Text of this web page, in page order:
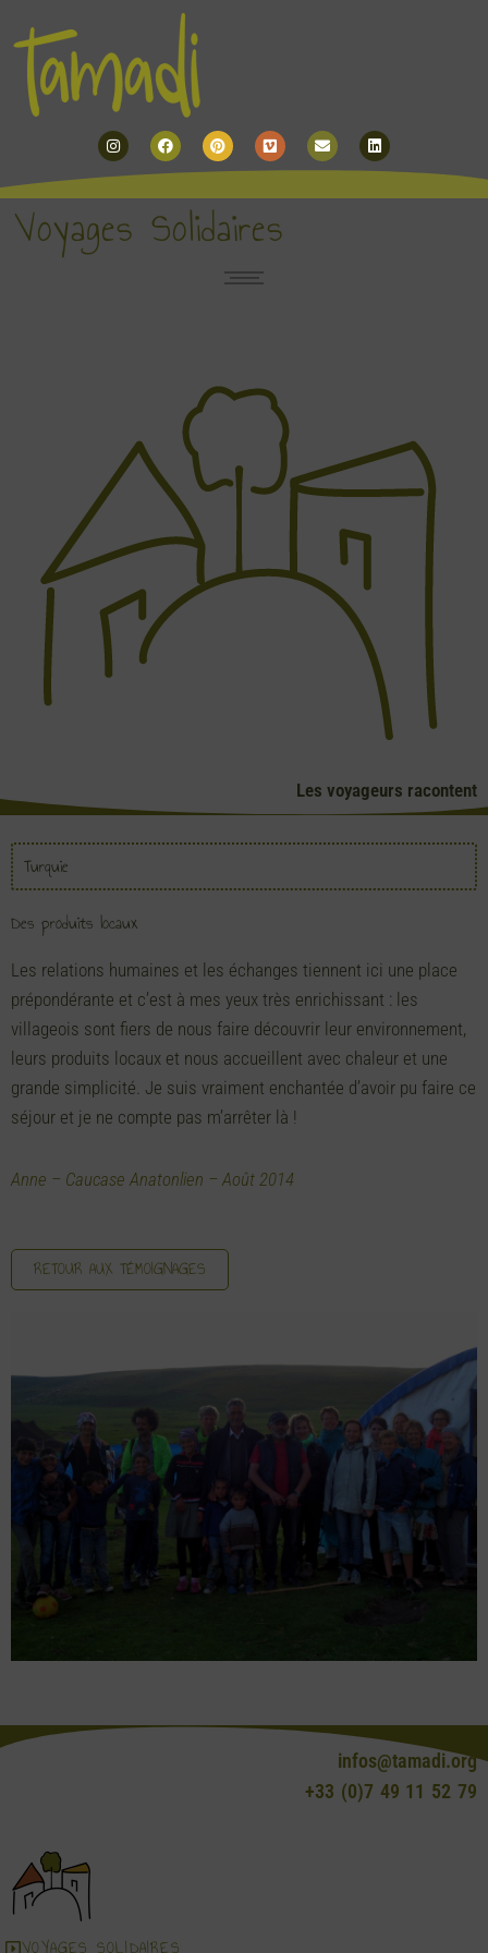
InstagramFacebookPinterestVimeo EnvelopeLinkedin
Voyages Solidaires
Les voyageurs racontent
Turquie
Des produits locaux
Les relations humaines et les échanges tiennent ici une place
prépondérante et c’est à mes yeux très enrichissant : les
villageois sont fiers de nous faire découvrir leur environnement,
leurs produits locaux et nous accueillent avec chaleur et une
grande simplicité. Je suis vraiment enchantée d’avoir pu faire ce
séjour et je ne compte pas m’arrêter là !
Anne – Caucase Anatonlien – Août 2014
RETOUR AUX TÉMOIGNAGES
infos@tamadi.org
+33 (0)7 49 11 52 79
VOYAGES SOLIDAIRES